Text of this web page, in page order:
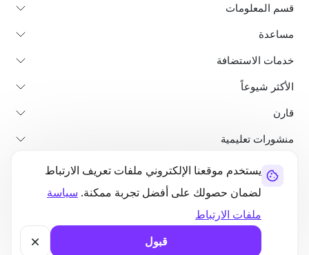
يستخدم موقعنا الإلكتروني ملفات تعريف الارتباط
لضمان حصولك على أفضل تجربة ممكنة. سياسة
ملفات الارتباط
قبول
قسم المعلومات
مساعدة
خدمات الاستضافة
الأكثر شيوعاً
قارن
منشورات تعليمية
من نحن
خريطة الموقع